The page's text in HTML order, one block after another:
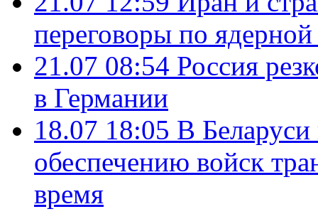
переговоры по
21.07 08:54 Россия
в Германии
18.07 18:05 В
обеспечению войск
время